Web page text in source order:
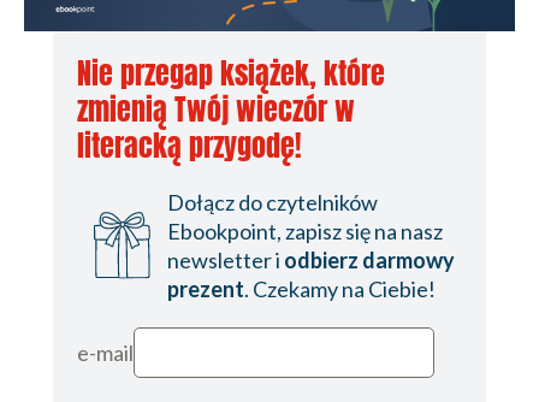
Nie przegap książek, które
zmienią Twój wieczór w
literacką przygodę!
Dołącz do czytelników
Ebookpoint, zapisz się na nasz
newsletter i odbierz darmowy
prezent. Czekamy na Ciebie!
e-mail